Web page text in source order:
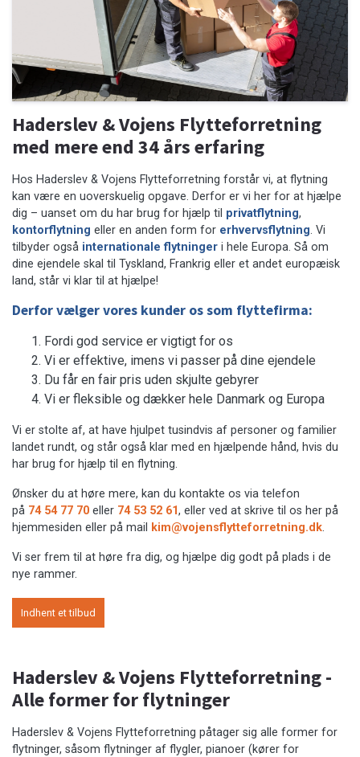
Haderslev & Vojens Flytteforretning
med mere end 34 års erfaring
Hos Haderslev & Vojens Flytteforretning forstår vi, at flytning
kan være en uoverskuelig opgave. Derfor er vi her for at hjælpe
dig – uanset om du har brug for hjælp til privatflytning,
kontorflytning eller en anden form for erhvervsflytning. Vi
tilbyder også internationale flytninger i hele Europa. Så om
dine ejendele skal til Tyskland, Frankrig eller et andet europæisk
land, står vi klar til at hjælpe!
Derfor vælger vores kunder os som flyttefirma:
Fordi god service er vigtigt for os
Vi er effektive, imens vi passer på dine ejendele
Du får en fair pris uden skjulte gebyrer
Vi er fleksible og dækker hele Danmark og Europa
Vi er stolte af, at have hjulpet tusindvis af personer og familier
landet rundt, og står også klar med en hjælpende hånd, hvis du
har brug for hjælp til en flytning.
Ønsker du at høre mere, kan du kontakte os via telefon
på 74 54 77 70 eller 74 53 52 61, eller ved at skrive til os her på
hjemmesiden eller på mail
kim@vojensflytteforretning.dk.
Vi ser frem til at høre fra dig, og hjælpe dig godt på plads i de
nye rammer.
Indhent et tilbud
Haderslev & Vojens Flytteforretning -
Alle former for flytninger
Haderslev & Vojens Flytteforretning påtager sig alle former for
flytninger, såsom flytninger af flygler, pianoer (kører for